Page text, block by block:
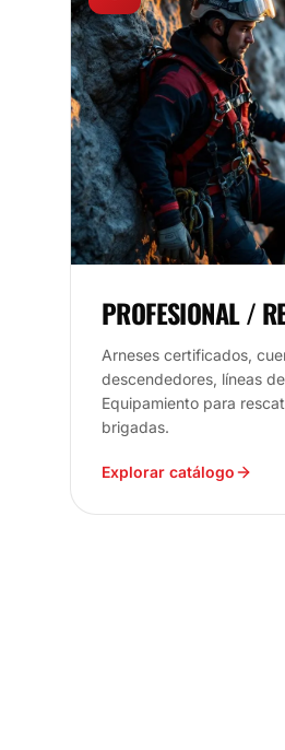
PROFESIONAL /
Arneses certificados,
descendedores, líneas
Equipamiento para
brigadas.
Explorar catálogo